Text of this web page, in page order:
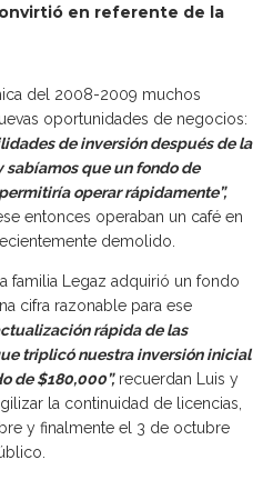
en referente de la
del 2008-2009 muchos
oportunidades de negocios:
de inversión después de la
sabíamos que un fondo de
operar rápidamente”,
entonces operaban un café en
demolido.
familia Legaz adquirió un fondo
cifra razonable para ese
rápida de las
triplicó nuestra inversión inicial
de $180,000”,recuerdan Luis y
la continuidad de licencias,
y finalmente el 3 de octubre